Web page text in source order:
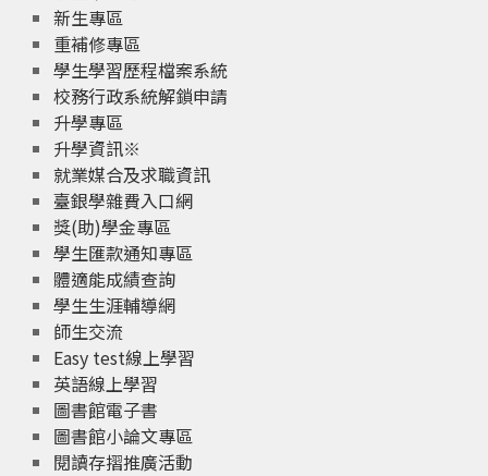
新生專區
重補修專區
學生學習歷程檔案系統
校務行政系統解鎖申請
升學專區
升學資訊※
就業媒合及求職資訊
臺銀學雜費入口網
獎(助)學金專區
學生匯款通知專區
體適能成績查詢
學生生涯輔導網
師生交流
Easy test線上學習
英語線上學習
圖書館電子書
圖書館小論文專區
閱讀存摺推廣活動